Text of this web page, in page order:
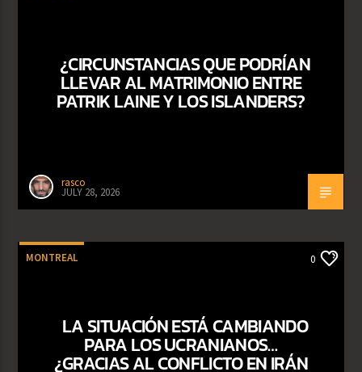
¿CIRCUNSTANCIAS QUE PODRÍAN
LLEVAR AL MATRIMONIO ENTRE
PATRIK LAINE Y LOS ISLANDERS?
rasco
JULY 28, 2026
MONTREAL 0
LA SITUACIÓN ESTÁ CAMBIANDO
PARA LOS UCRANIANOS…
¿GRACIAS AL CONFLICTO EN IRÁN